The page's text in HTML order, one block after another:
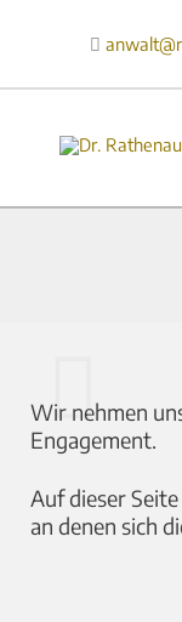

Wir nehmen
Engagement.
Auf dieser
an denen sich